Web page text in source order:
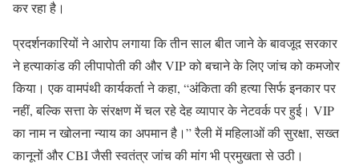
कर रहा है।
प्रदर्शनकारियों ने आरोप लगाया कि तीन साल बीत जाने के बावजूद सरकार
ने हत्याकांड की लीपापोती की और VIP को बचाने के लिए जांच को कमजोर
किया। एक वामपंथी कार्यकर्ता ने कहा, “अंकिता की हत्या सिर्फ इनकार पर
नहीं, बल्कि सत्ता के संरक्षण में चल रहे देह व्यापार के नेटवर्क पर हुई। VIP
का नाम न खोलना न्याय का अपमान है।” रैली में महिलाओं की सुरक्षा, सख्त
कानूनों और CBI जैसी स्वतंत्र जांच की मांग भी प्रमुखता से उठी।